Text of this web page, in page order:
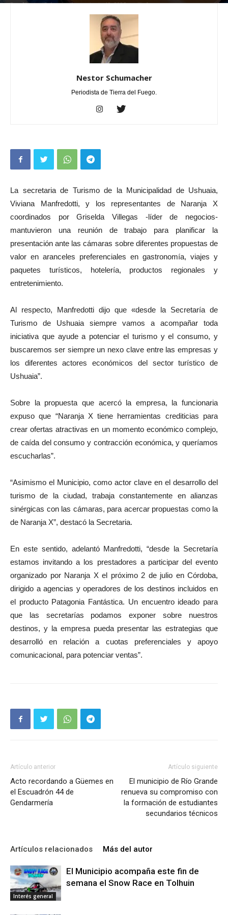
Por Nestor Schumacher - junio 19, 2025 0
Nestor Schumacher
Periodista de Tierra del Fuego.
La secretaria de Turismo de la Municipalidad de Ushuaia,
Viviana Manfredotti, y los representantes de Naranja X
coordinados por Griselda Villegas -líder de negocios-
mantuvieron una reunión de trabajo para planificar la
presentación ante las cámaras sobre diferentes propuestas de
valor en aranceles preferenciales en gastronomía, viajes y
paquetes turísticos, hotelería, productos regionales y
entretenimiento.
Al respecto, Manfredotti dijo que «desde la Secretaría de
Turismo de Ushuaia siempre vamos a acompañar toda
iniciativa que ayude a potenciar el turismo y el consumo, y
buscaremos ser siempre un nexo clave entre las empresas y
los diferentes actores económicos del sector turístico de
Ushuaia”.
Sobre la propuesta que acercó la empresa, la funcionaria
expuso que “Naranja X tiene herramientas crediticias para
crear ofertas atractivas en un momento económico complejo,
de caída del consumo y contracción económica, y queríamos
escucharlas”.
“Asimismo el Municipio, como actor clave en el desarrollo del
turismo de la ciudad, trabaja constantemente en alianzas
sinérgicas con las cámaras, para acercar propuestas como la
de Naranja X”, destacó la Secretaria.
En este sentido, adelantó Manfredotti, “desde la Secretaría
estamos invitando a los prestadores a participar del evento
organizado por Naranja X el próximo 2 de julio en Córdoba,
dirigido a agencias y operadores de los destinos incluidos en
el producto Patagonia Fantástica. Un encuentro ideado para
que las secretarías podamos exponer sobre nuestros
destinos, y la empresa pueda presentar las estrategias que
desarrolló en relación a cuotas preferenciales y apoyo
comunicacional, para potenciar ventas”.
Artículo anterior
Acto recordando a Güemes en
el Escuadrón 44 de
Gendarmería
Artículo siguiente
El municipio de Río Grande
renueva su compromiso con
la formación de estudiantes
secundarios técnicos
Artículos relacionados Más del autor
Interés general
El Municipio acompaña este fin de
semana el Snow Race en Tolhuin